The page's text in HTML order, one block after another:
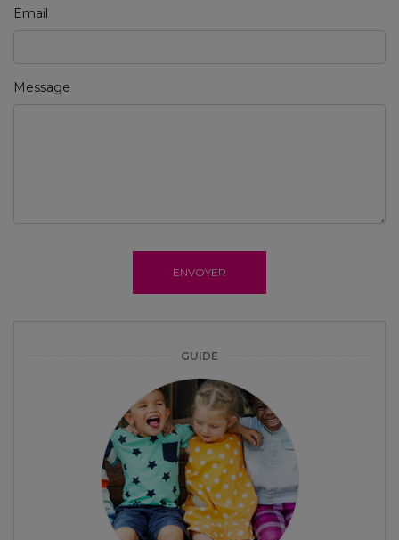
Email
Message
ENVOYER
GUIDE